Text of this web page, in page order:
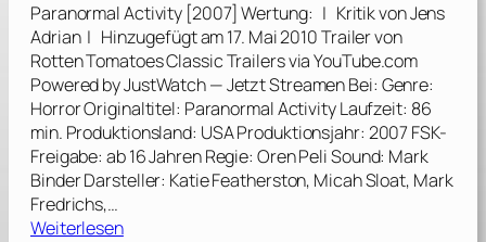
Paranormal Activity [2007] Wertung: | Kritik von Jens
Adrian | Hinzugefügt am 17. Mai 2010 Trailer von
Rotten Tomatoes Classic Trailers via YouTube.com
Powered by JustWatch — Jetzt Streamen Bei: Genre:
Horror Originaltitel: Paranormal Activity Laufzeit: 86
min. Produktionsland: USA Produktionsjahr: 2007 FSK-
Freigabe: ab 16 Jahren Regie: Oren Peli Sound: Mark
Binder Darsteller: Katie Featherston, Micah Sloat, Mark
Fredrichs,…
Weiterlesen: